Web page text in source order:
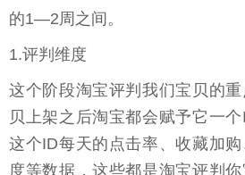
的1—2周之间。
1.评判维度
这个阶段淘宝评判我们宝贝的
贝上架之后淘宝都会赋予它一
这个ID每天的点击率、收藏加
度等数据，这些都是淘宝评判